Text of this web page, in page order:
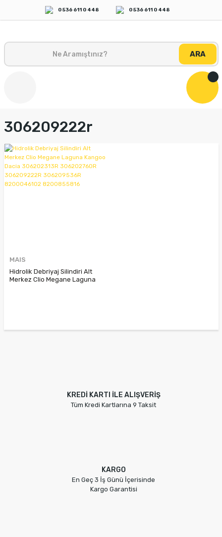
0 536 611 0 448 0 536 611 0 448
ARA
306209222r
MAIS
Hidrolik Debriyaj Silindiri Alt
Merkez Clio Megane Laguna
KREDİ KARTI İLE ALIŞVERİŞ
Tüm Kredi Kartlarına 9 Taksit
KARGO
En Geç 3 İş Günü İçerisinde
Kargo Garantisi